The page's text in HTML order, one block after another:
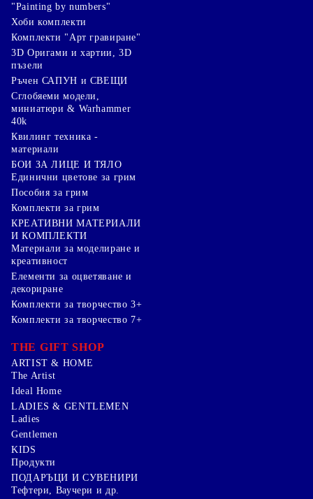
"Painting by numbers"
Хоби комплекти
Комплекти "Арт гравиране"
3D Оригами и хартии, 3D
пъзели
Ръчен САПУН и СВЕЩИ
Сглобяеми модели,
миниатюри & Warhammer
40k
Квилинг техника -
материали
БОИ ЗА ЛИЦЕ И ТЯЛО
Единични цветове за грим
Пособия за грим
Комплекти за грим
КРЕАТИВНИ МАТЕРИАЛИ
И КОМПЛЕКТИ
Mатериали за моделиране и
креативност
Елементи за оцветяване и
декориране
Комплекти за творчество 3+
Комплекти за творчество 7+
THE GIFT SHOP
ARTIST & HOME
The Artist
Ideal Home
LADIES & GENTLEMEN
Ladies
Gentlemen
KIDS
Продукти
ПОДАРЪЦИ И СУВЕНИРИ
Тефтери, Ваучери и др.